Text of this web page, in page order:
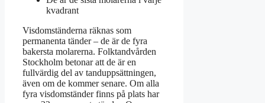
kvadrant
Visdomständerna räknas som
permanenta tänder – de är de fyra
bakersta molarerna. Folktandvården
Stockholm betonar att de är en
fullvärdig del av tanduppsättningen,
även om de kommer senare. Om alla
fyra visdomständer finns på plats har